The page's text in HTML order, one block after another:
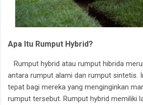
Apa Itu Rumput Hybrid?
Rumput hybrid atau rumput hibrida
antara rumput alami dan rumput sintetis.
tepat bagi mereka yang menginginkan
rumput tersebut. Rumput hybrid memiliki